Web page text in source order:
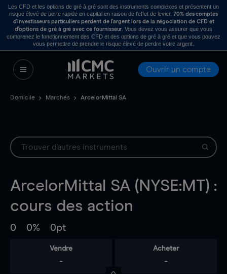
Les CFD et les options de gré à gré sont des instruments complexes et présentent un
risque élevé de perte rapide en capital en raison de l’effet de levier. 70% des comptes
d’investisseurs particuliers perdent de l’argent lors de la négociation de CFD et
d’options de gré à gré avec ce fournisseur . Vous devez vous assurer que vous
comprenez le fonctionnement des CFD et des options de gré à gré et que vous pouvez
vous permettre de prendre le risque élevé de perdre votre argent.
Ouvrir un compte
Domicile Marchés ArcelorMittal SA
ArcelorMittal SA (NYSE:MT) :
cours des action
0 0% 0pt
Vendre
-
Acheter
-